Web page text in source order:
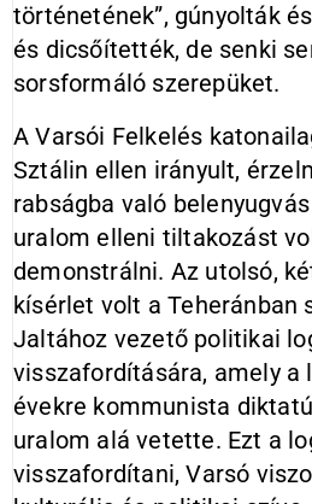
történetének”, gúnyolták
és dicsőítették, de senki
sorsformáló szerepüket.
A Varsói Felkelés
Sztálin ellen irányult,
rabságba való
uralom elleni tiltakozást
demonstrálni. Az utolsó,
kísérlet volt a Teheránban
Jaltához vezető politikai
visszafordítására, amely a
évekre kommunista
uralom alá vetette. Ezt a
visszafordítani, Varsó